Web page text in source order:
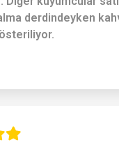
derdindeyken